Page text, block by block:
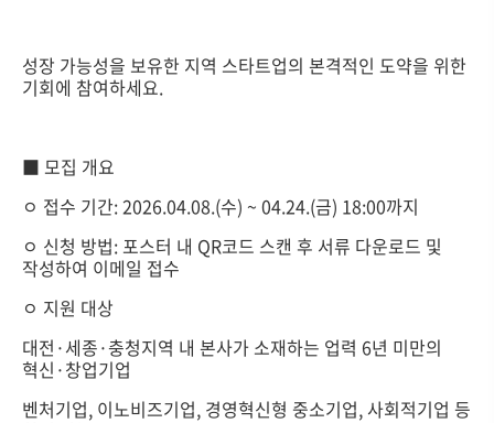
성장 가능성을 보유한 지역 스타트업의 본격적인 도약을 위한
기회에 참여하세요.
■ 모집 개요
ㅇ 접수 기간: 2026.04.08.(수) ~ 04.24.(금) 18:00까지
ㅇ 신청 방법: 포스터 내 QR코드 스캔 후 서류 다운로드 및
작성하여 이메일 접수
ㅇ 지원 대상
대전·세종·충청지역 내 본사가 소재하는 업력 6년 미만의
혁신·창업기업
벤처기업, 이노비즈기업, 경영혁신형 중소기업, 사회적기업 등